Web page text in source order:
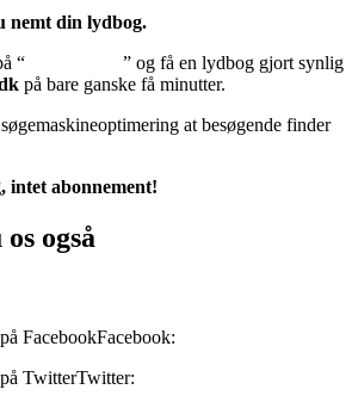
nemt din lydbog.
“
” og få en lydbog gjort synlig
på bare ganske få minutter.
at besøgende finder
intet abonnement!
også
Facebook:
Twitter: